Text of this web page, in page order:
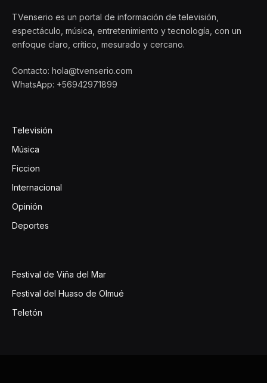
TVenserio es un portal de información de televisión,
espectáculo, música, entretenimiento y tecnología, con un
enfoque claro, crítico, mesurado y cercano.
Contacto: hola@tvenserio.com
WhatsApp: +56942971899
Televisión
Música
Ficcion
Internacional
Opinión
Deportes
Festival de Viña del Mar
Festival del Huaso de Olmué
Teletón